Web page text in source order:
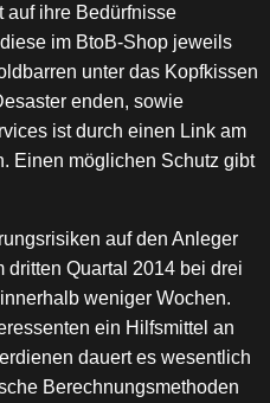
auf ihre Bedürfnisse
im BtoB-Shop jeweils
unter das Kopfkissen
enden, sowie
ist durch einen Link am
Einen möglichen Schutz gibt
auf den Anleger
dritten Quartal 2014 bei drei
weniger Wochen.
ein Hilfsmittel an
dauert es wesentlich
Berechnungsmethoden